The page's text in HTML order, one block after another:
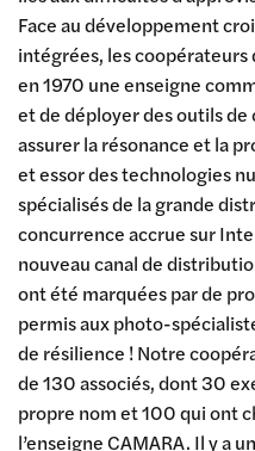
Face au développement
intégrées, les coopérateurs
en 1970 une enseigne
et de déployer des outils
assurer la résonance et la
et essor des technologies
spécialisés de la grande
concurrence accrue sur
nouveau canal de
ont été marquées par de
permis aux photo-
de résilience ! Notre
de 130 associés, dont 30
propre nom et 100 qui ont
l’enseigne CAMARA. Il y a